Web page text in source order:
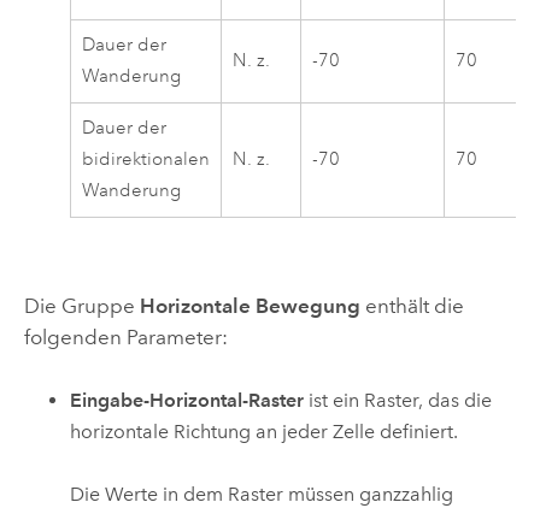
Dauer der
Wanderung
N. z. -70 70
Dauer der
bidirektionalen
Wanderung
N. z. -70 70
Die Gruppe Horizontale Bewegung enthält die
folgenden Parameter:
Eingabe-Horizontal-Raster ist ein Raster, das die
horizontale Richtung an jeder Zelle definiert.
Die Werte in dem Raster müssen ganzzahlig